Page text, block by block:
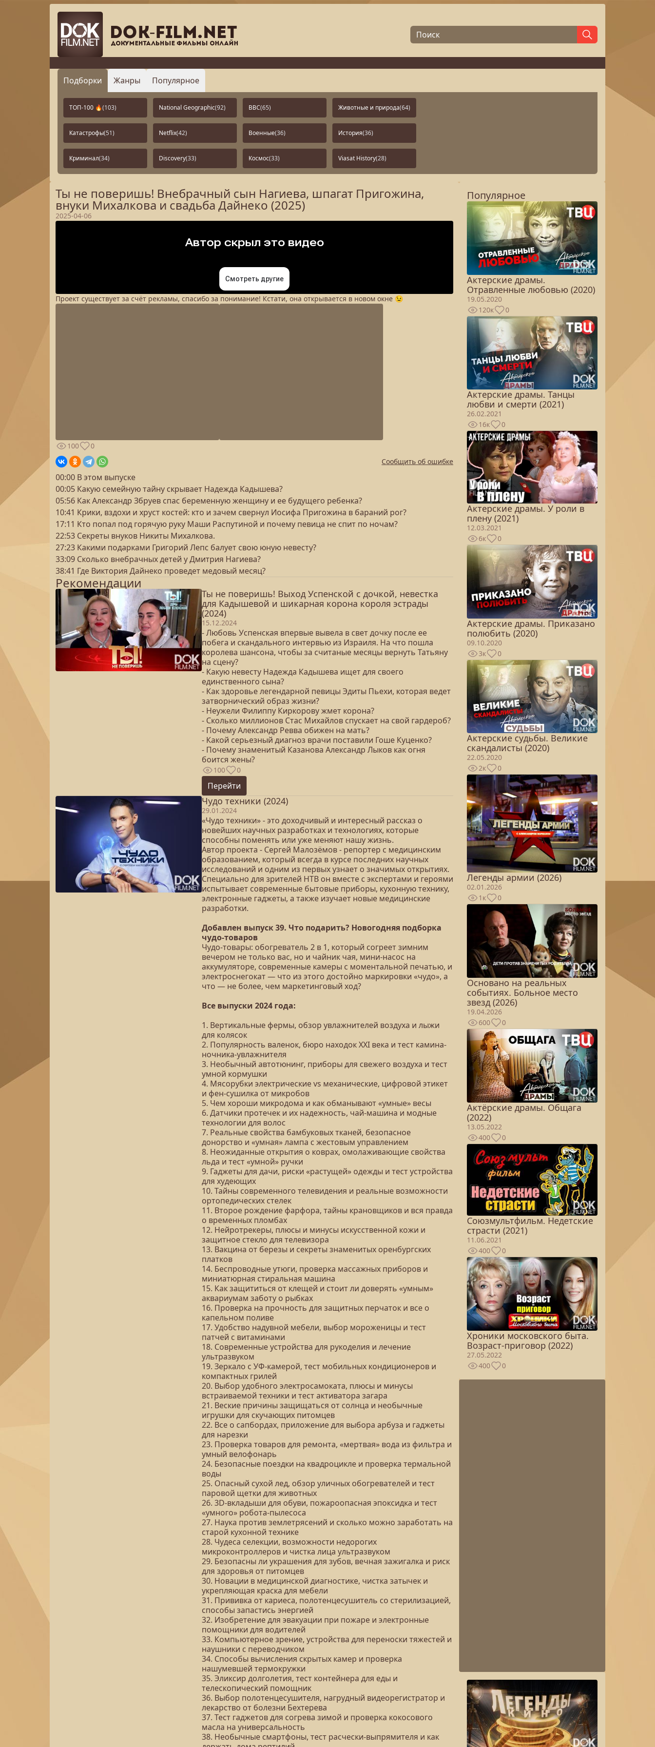
Подборки Жанры Популярное
ТОП-100 🔥(103) National Geographic(92) BBC(65) Животные и природа(64)
Катастрофы(51) Netflix(42) Военные(36) История(36)
Криминал(34) Discovery(33) Космос(33) Viasat History(28)
Ты не поверишь! Внебрачный сын Нагиева, шпагат Пригожина,
внуки Михалкова и свадьба Дайнеко (2025)
2025-04-06
Проект существует за счёт рекламы, спасибо за понимание! Кстати, она открывается в новом окне 😉
100
0
Сообщить об ошибке
00:00 В этом выпуске
00:05 Какую семейную тайну скрывает Надежда Кадышева?
05:56 Как Александр Збруев спас беременную женщину и ее будущего ребенка?
10:41 Крики, вздохи и хруст костей: кто и зачем свернул Иосифа Пригожина в бараний рог?
17:11 Кто попал под горячую руку Маши Распутиной и почему певица не спит по ночам?
22:53 Секреты внуков Никиты Михалкова.
27:23 Какими подарками Григорий Лепс балует свою юную невесту?
33:09 Сколько внебрачных детей у Дмитрия Нагиева?
38:41 Где Виктория Дайнеко проведет медовый месяц?
Рекомендации
Ты не поверишь! Выход Успенской с дочкой, невестка
для Кадышевой и шикарная корона короля эстрады
(2024)
15.12.2024
- Любовь Успенская впервые вывела в свет дочку после ее
побега и скандального интервью из Израиля. На что пошла
королева шансона, чтобы за считаные месяцы вернуть Татьяну
на сцену?
- Какую невесту Надежда Кадышева ищет для своего
единственного сына?
- Как здоровье легендарной певицы Эдиты Пьехи, которая ведет
затворнический образ жизни?
- Неужели Филиппу Киркорову жмет корона?
- Сколько миллионов Стас Михайлов спускает на свой гардероб?
- Почему Александр Ревва обижен на мать?
- Какой серьезный диагноз врачи поставили Гоше Куценко?
- Почему знаменитый Казанова Александр Лыков как огня
боится жены?
100 0
Перейти
Чудо техники (2024)
29.01.2024
«Чудо техники» - это доходчивый и интересный рассказ о
новейших научных разработках и технологиях, которые
способны поменять или уже меняют нашу жизнь.
Автор проекта - Сергей Малозёмов - репортер с медицинским
образованием, который всегда в курсе последних научных
исследований и одним из первых узнает о значимых открытиях.
Специально для зрителей НТВ он вместе с экспертами и героями
испытывает современные бытовые приборы, кухонную технику,
электронные гаджеты, а также изучает новые медицинские
разработки.
Добавлен выпуск 39. Что подарить? Новогодняя подборка
чудо-товаров
Чудо-товары: обогреватель 2 в 1, который согреет зимним
вечером не только вас, но и чайник чая, мини-насос на
аккумуляторе, современные камеры с моментальной печатью, и
электроснегокат — что из этого достойно маркировки «чудо», а
что — не более, чем маркетинговый ход?
Все выпуски 2024 года:
1. Вертикальные фермы, обзор увлажнителей воздуха и лыжи
для колясок
2. Популярность валенок, бюро находок XXI века и тест камина-
ночника-увлажнителя
3. Необычный автотюнинг, приборы для свежего воздуха и тест
умной кормушки
4. Мясорубки электрические vs механические, цифровой этикет
и фен-сушилка от микробов
5. Чем хороши микродома и как обманывают «умные» весы
6. Датчики протечек и их надежность, чай-машина и модные
технологии для волос
7. Реальные свойства бамбуковых тканей, безопасное
донорство и «умная» лампа с жестовым управлением
8. Неожиданные открытия о коврах, омолаживающие свойства
льда и тест «умной» ручки
9. Гаджеты для дачи, риски «растущей» одежды и тест устройства
для худеющих
10. Тайны современного телевидения и реальные возможности
ортопедических стелек
11. Второе рождение фарфора, тайны крановщиков и вся правда
о временных пломбах
12. Нейротрекеры, плюсы и минусы искусственной кожи и
защитное стекло для телевизора
13. Вакцина от березы и секреты знаменитых оренбургских
платков
14. Беспроводные утюги, проверка массажных приборов и
миниатюрная стиральная машина
15. Как защититься от клещей и стоит ли доверять «умным»
аквариумам заботу о рыбках
16. Проверка на прочность для защитных перчаток и все о
капельном поливе
17. Удобство надувной мебели, выбор мороженицы и тест
патчей с витаминами
18. Современные устройства для рукоделия и лечение
ультразвуком
19. Зеркало с УФ-камерой, тест мобильных кондиционеров и
компактных грилей
20. Выбор удобного электросамоката, плюсы и минусы
встраиваемой техники и тест активатора загара
21. Веские причины защищаться от солнца и необычные
игрушки для скучающих питомцев
22. Все о сапбордах, приложение для выбора арбуза и гаджеты
для нарезки
23. Проверка товаров для ремонта, «мертвая» вода из фильтра и
умный велофонарь
24. Безопасные поездки на квадроцикле и проверка термальной
воды
25. Опасный сухой лед, обзор уличных обогревателей и тест
паровой щетки для животных
26. 3D-вкладыши для обуви, пожароопасная эпоксидка и тест
«умного» робота-пылесоса
27. Наука против землетрясений и сколько можно заработать на
старой кухонной технике
28. Чудеса селекции, возможности недорогих
микроконтроллеров и чистка лица ультразвуком
29. Безопасны ли украшения для зубов, вечная зажигалка и риск
для здоровья от питомцев
30. Новации в медицинской диагностике, чистка затычек и
укрепляющая краска для мебели
31. Прививка от кариеса, полотенцесушитель со стерилизацией,
способы запастись энергией
32. Изобретение для эвакуации при пожаре и электронные
помощники для водителей
33. Компьютерное зрение, устройства для переноски тяжестей и
наушники с переводчиком
34. Способы вычисления скрытых камер и проверка
нашумевшей термокружки
35. Эликсир долголетия, тест контейнера для еды и
телескопический помощник
36. Выбор полотенцесушителя, нагрудный видеорегистратор и
лекарство от болезни Бехтерева
37. Тест гаджетов для согрева зимой и проверка кокосового
масла на универсальность
38. Необычные смартфоны, тест расчески-выпрямителя и как
Популярное
Актерские драмы.
Отравленные любовью (2020)
19.05.2020
120к
0
Актерские драмы. Танцы
любви и смерти (2021)
26.02.2021
16к
0
Актерские драмы. У роли в
плену (2021)
12.03.2021
6к
0
Актерские драмы. Приказано
полюбить (2020)
09.10.2020
3к
0
Актерские судьбы. Великие
скандалисты (2020)
22.05.2020
2к
0
Легенды армии (2026)
02.01.2026
1к
0
Основано на реальных
событиях. Больное место
звезд (2026)
19.04.2026
600
0
Актёрские драмы. Общага
(2022)
13.05.2022
400
0
Союзмультфильм. Недетские
страсти (2021)
11.06.2021
400
0
Хроники московского быта.
Возраст-приговор (2022)
27.05.2022
400
0